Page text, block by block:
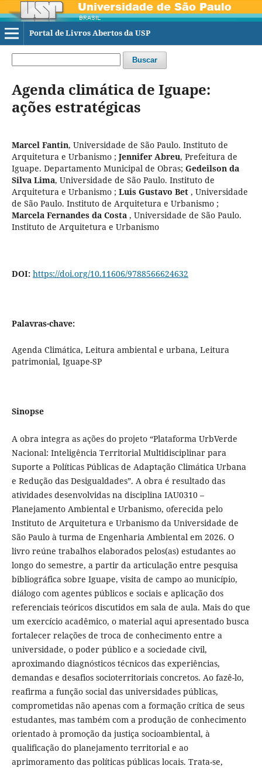
Portal de Livros Abertos da USP
Buscar
Agenda climática de Iguape:
ações estratégicas
Marcel Fantin, Universidade de São Paulo. Instituto de
Arquitetura e Urbanismo ; Jennifer Abreu, Prefeitura de
Iguape. Departamento Municipal de Obras; Gedeilson da
Silva Lima, Universidade de São Paulo. Instituto de
Arquitetura e Urbanismo ; Luis Gustavo Bet , Universidade
de São Paulo. Instituto de Arquitetura e Urbanismo ;
Marcela Fernandes da Costa , Universidade de São Paulo.
Instituto de Arquitetura e Urbanismo
DOI: https://doi.org/10.11606/9788566624632
Palavras-chave:
Agenda Climática, Leitura ambiental e urbana, Leitura
patrimonial, Iguape-SP
Sinopse
A obra integra as ações do projeto “Plataforma UrbVerde
Nacional: Inteligência Territorial Multidisciplinar para
Suporte a Políticas Públicas de Adaptação Climática Urbana
e Redução das Desigualdades”. A obra é resultado das
atividades desenvolvidas na disciplina IAU0310 –
Planejamento Ambiental e Urbanismo, oferecida pelo
Instituto de Arquitetura e Urbanismo da Universidade de
São Paulo à turma de Engenharia Ambiental em 2026. O
livro reúne trabalhos elaborados pelos(as) estudantes ao
longo do semestre, a partir da articulação entre pesquisa
bibliográfica sobre Iguape, visita de campo ao município,
diálogo com agentes públicos e sociais e aplicação dos
referenciais teóricos discutidos em sala de aula. Mais do que
um exercício acadêmico, o material aqui apresentado busca
fortalecer relações de troca de conhecimento entre a
universidade, o poder público e a sociedade civil,
aproximando diagnósticos técnicos das experiências,
demandas e desafios socioterritoriais concretos. Ao fazê-lo,
reafirma a função social das universidades públicas,
comprometidas não apenas com a formação crítica de seus
estudantes, mas também com a produção de conhecimento
orientado à promoção da justiça socioambiental, à
qualificação do planejamento territorial e ao
aprimoramento das políticas públicas locais. Trata-se,